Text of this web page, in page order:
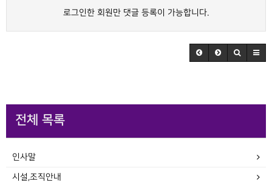
로그인한 회원만 댓글 등록이 가능합니다.
전체 목록
인사말
시설,조직안내